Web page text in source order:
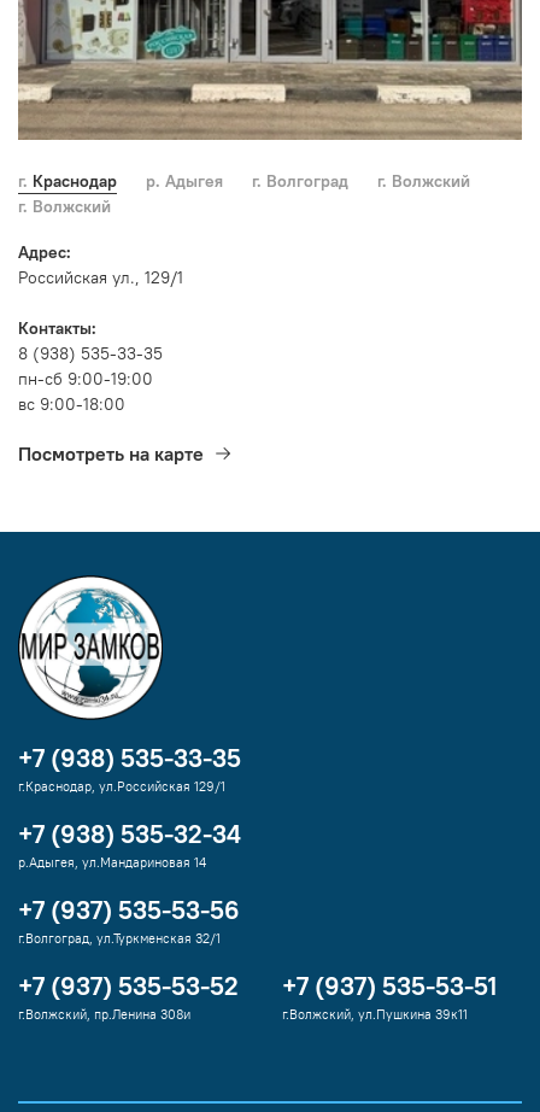
г. Краснодар р. Адыгея г. Волгоград
г. Волжский
г. Волжский
Адрес:
Российская ул., 129/1
Контакты:
8 (938) 535-33-35
пн-сб 9:00-19:00
вс 9:00-18:00
Посмотреть на карте
+7 (938) 535-33-35
г.Краснодар, ул.Российская 129/1
+7 (938) 535-32-34
р.Адыгея, ул.Мандариновая 14
+7 (937) 535-53-56
г.Волгоград, ул.Туркменская 32/1
+7 (937) 535-53-52
г.Волжский, пр.Ленина 308и
+7 (937) 535-53-51
г.Волжский, ул.Пушкина 39к11